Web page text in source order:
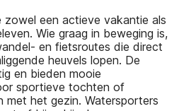
zowel een actieve vakantie als
Wie graag in beweging is,
en fietsroutes die direct
heuvels lopen. De
en bieden mooie
sportieve tochten of
met het gezin. Watersporters